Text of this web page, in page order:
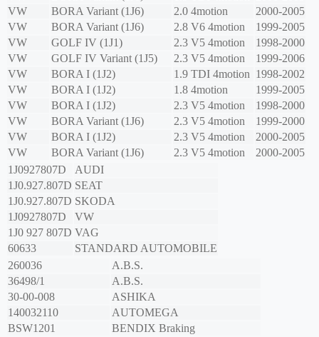
VW
BORA Variant (1J6) 2.0 4motion
2000-2005
VW
BORA Variant (1J6) 2.8 V6 4motion
1999-2005
VW
GOLF IV (1J1) 2.3 V5 4motion
1998-2000
VW
GOLF IV Variant (1J5) 2.3 V5 4motion
1999-2006
VW
BORA I (1J2) 1.9 TDI 4motion 1998-2002
VW
BORA I (1J2) 1.8 4motion
1999-2005
VW
BORA I (1J2) 2.3 V5 4motion
1998-2000
VW
BORA Variant (1J6) 2.3 V5 4motion
1999-2000
VW
BORA I (1J2) 2.3 V5 4motion
2000-2005
VW
BORA Variant (1J6) 2.3 V5 4motion
2000-2005
1J0927807D
AUDI
1J0.927.807D SEAT
1J0.927.807D SKODA
1J0927807D
VW
1J0 927 807D VAG
60633
STANDARD AUTOMOBILE
260036
A.B.S.
36498/1
A.B.S.
30-00-008
ASHIKA
140032110
AUTOMEGA
BSW1201
BENDIX Braking